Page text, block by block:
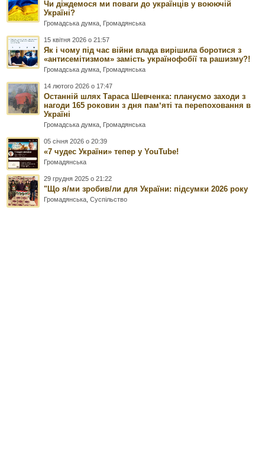
Чи діждемося ми поваги до українців у воюючій
Україні?
Громадська думка Громадянська
15 квітня 2026 о 21:57
Як і чому під час війни влада вирішила боротися з
«антисемітизмом» замість українофобії та рашизму?!
Громадська думка Громадянська
14 лютого 2026 о 17:47
Останній шлях Тараса Шевченка: плануємо заходи з
нагоди 165 роковин з дня памʼяті та перепоховання в
Україні
Громадська думка Громадянська
05 січня 2026 о 20:39
«7 чудес України» тепер у YouTube!
Громадянська
29 грудня 2025 о 21:22
"Що я/ми зробив/ли для України: підсумки 2026 року
Громадянська ,Суспільство